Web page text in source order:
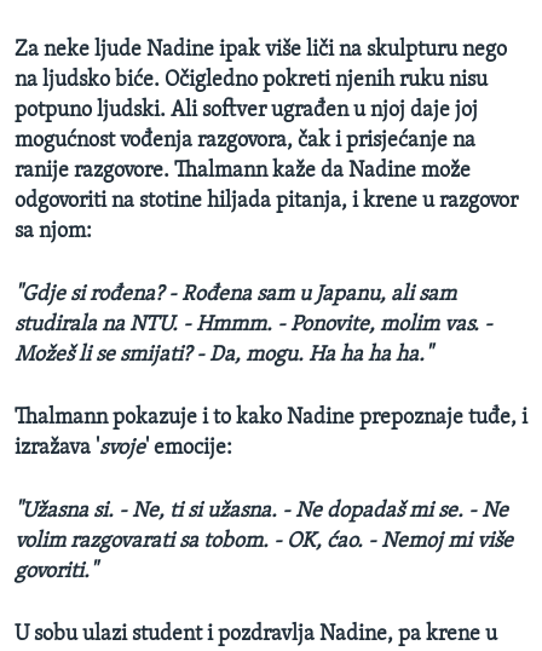
Za neke ljude Nadine ipak više liči na skulpturu nego
na ljudsko biće. Očigledno pokreti njenih ruku nisu
potpuno ljudski. Ali softver ugrađen u njoj daje joj
mogućnost vođenja razgovora, čak i prisjećanje na
ranije razgovore. Thalmann kaže da Nadine može
odgovoriti na stotine hiljada pitanja, i krene u razgovor
sa njom:
"Gdje si rođena? - Rođena sam u Japanu, ali sam
studirala na NTU. - Hmmm. - Ponovite, molim vas. -
Možešli se smijati? - Da, mogu. Ha ha ha ha."
Thalmann pokazuje i to kako Nadine prepoznaje tuđe, i
izražava 'svoje' emocije:
"Užasna si. - Ne, ti si užasna. - Ne dopadaš mi se. - Ne
volim razgovarati sa tobom. - OK, ćao. - Nemoj mi više
govoriti."
U sobu ulazi student i pozdravlja Nadine, pa krene u